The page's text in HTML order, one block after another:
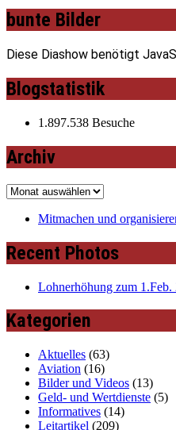
bunte Bilder
Diese Diashow benötigt
Blogstatistik
1.897.538 Besuche
Archiv
Archiv
Mitmachen und
Recent Photos
Lohnerhöhung zum 1.Feb.
Kategorien
Aktuelles (63)
Aviation (16)
Bilder und Videos (13)
Geld- und Wertdienste (5)
Informatives (14)
Leitartikel (209)